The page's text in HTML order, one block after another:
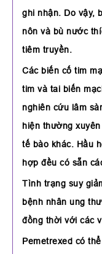
ghi nhận. Do vậy,
nôn và bù nước
tiêm truyền.
Các biến cố tim
tim và tai biến
nghiên cứu lâm
hiện thường
tế bào khác. Hầu
hợp đều có sẵn
Tình trạng suy
bệnh nhân ung
đồng thời với các
Pemetrexed có